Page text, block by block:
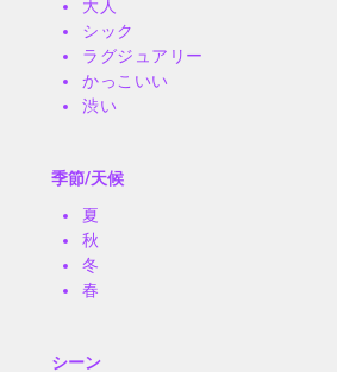
大人
シック
ラグジュアリー
かっこいい
渋い
季節/天候
夏
秋
冬
春
シーン